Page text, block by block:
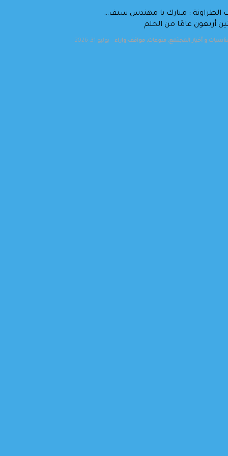
الطراونة : مبارك يا مهندس سيف…
أربعون عامًا من الحلم
و أخبار المجتمع, منوعات, مواقف واراء يوليو 31, 2026